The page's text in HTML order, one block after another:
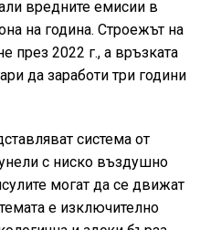
вредните емисии в
на година. Строежът на
през 2022 г., а връзката
да заработи три години
система от
с ниско въздушно
могат да се движат
е изключително